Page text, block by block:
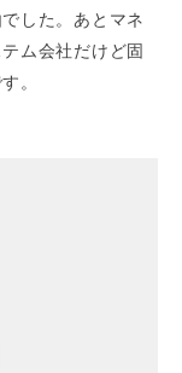
した。あとマネ
ム会社だけど固
。